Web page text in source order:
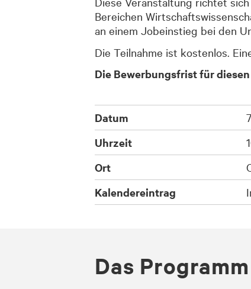
Bereichen
an einem Jobeinstieg bei den
Die Teilnahme ist kostenlos.
Die Bewerbungsfrist für
Datum
Uhrzeit
Ort
Kalendereintrag
Das